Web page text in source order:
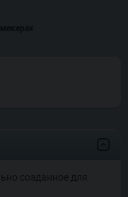
созданное для